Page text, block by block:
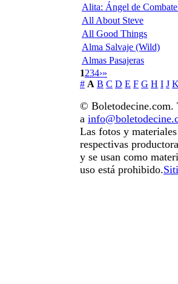
Alita: Ángel de
All About Steve
All Good Things
Alma Salvaje (Wild)
Almas Pasajeras
1234›»
# A B C D E F G H I J
© Boletodecine.com.
a
Las fotos y
respectivas
y se usan como
uso está prohibido.